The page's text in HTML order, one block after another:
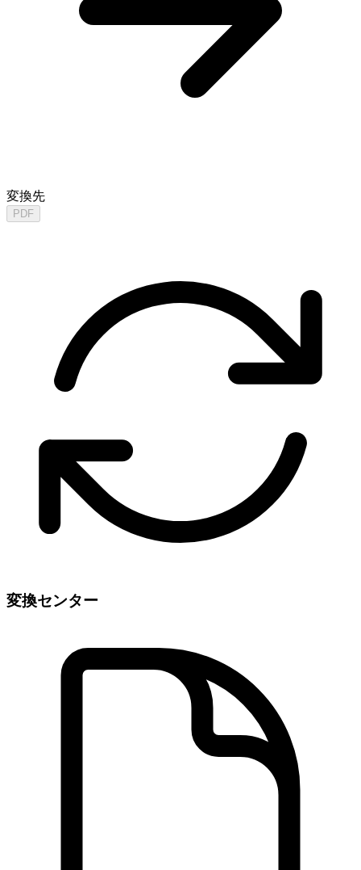
変換先
PDF
変換センター